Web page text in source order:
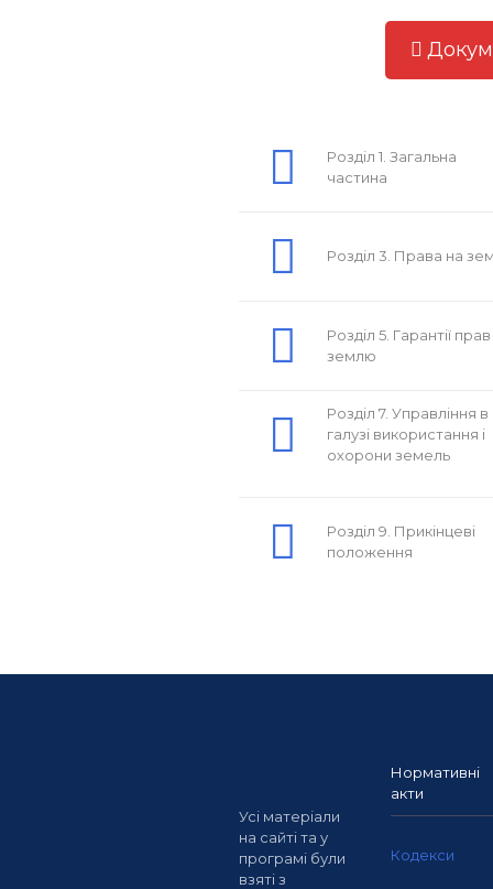
Розділ 1. Загальна
частина
Розділ 3. Права на
Розділ 5. Гарантії
землю
Розділ 7. Управління в
галузі використання і
охорони земель
Розділ 9. Прикінцеві
положення
Усі матеріали
на сайті та у
програмі були
взяті з
Нормативні
акти
Кодекси